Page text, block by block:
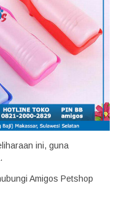
ini, guna
Amigos Petshop